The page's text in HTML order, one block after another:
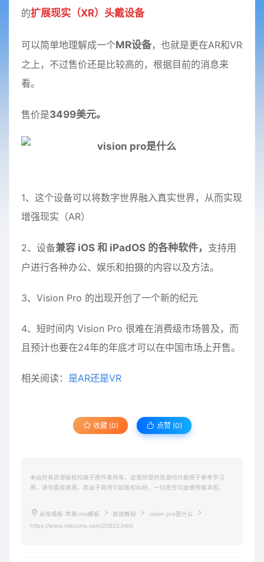
的扩展现实（XR）头戴设备
可以简单地理解成一个MR设备，也就是更在AR和VR
之上，不过售价还是比较高的，根据目前的消息来
看。
售价是3499美元。
1、这个设备可以将数字世界融入真实世界，从而实现
增强现实（AR）
2、设备兼容 iOS 和 iPadOS 的各种软件， 支持用
户进行各种办公、娱乐和拍摄的内容以及方法。
3、Vision Pro 的出现开创了一个新的纪元
4、短时间内 Vision Pro 很难在消费级市场普及，而
且预计也要在24年的年底才可以在中国市场上开售。
相关阅读： 是AR还是VR
收藏 (0) 点赞 (0)
本站所有资源版权均属于原作者所有，这里所提供资源均只能用于参考学习
用，请勿直接商用。若由于商用引起版权纠纷，一切责任均由使用者承担。
米库模板-苹果cms模板 其他教程
vision pro是什么
https://www.mikucms.com/20520.html